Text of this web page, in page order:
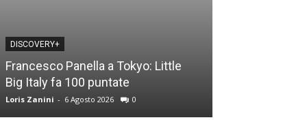
DISCOVERY+
Francesco Panella a Tokyo: Little
Big Italy fa 100 puntate
Loris Zanini - 6 Agosto 2026 0